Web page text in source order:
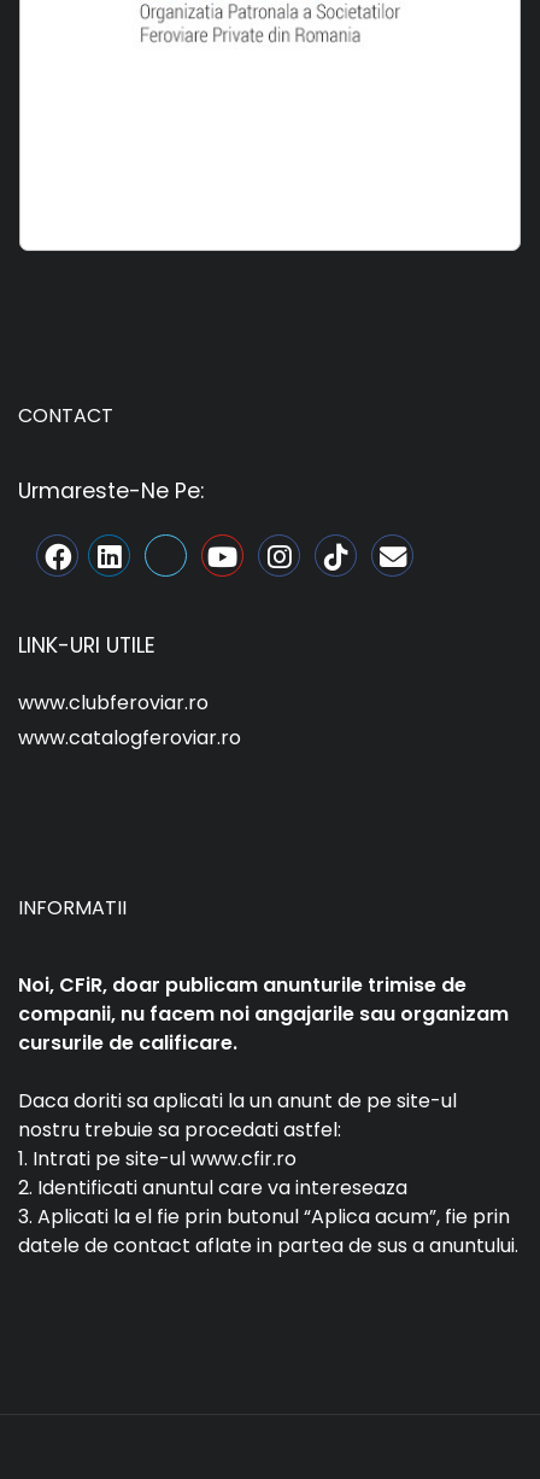
CONTACT
Urmareste-Ne Pe:
LINK-URI UTILE
www.clubferoviar.ro
www.catalogferoviar.ro
INFORMATII
Noi, CFiR, doar publicam anunturile trimise de
companii, nu facem noi angajarile sau organizam
cursurile de calificare.
Daca doriti sa aplicati la un anunt de pe site-ul
nostru trebuie sa procedati astfel:
1. Intrati pe site-ul www.cfir.ro
2. Identificati anuntul care va intereseaza
3. Aplicati la el fie prin butonul “Aplica acum”, fie prin
datele de contact aflate in partea de sus a anuntului.